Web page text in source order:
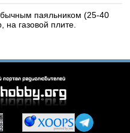
паяльником (25-40
на газовой плите.